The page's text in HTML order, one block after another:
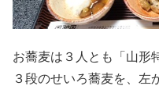
お蕎麦は３人とも「山形
３段のせいろ蕎麦を、左